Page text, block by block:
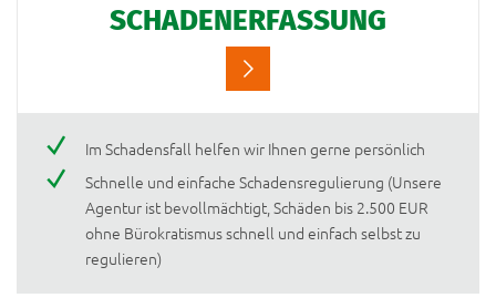
SCHADENERFASSUNG
Im Schadensfall helfen wir Ihnen gerne persönlich
Schnelle und einfache Schadensregulierung (Unsere
Agentur ist bevollmächtigt, Schäden bis 2.500 EUR
ohne Bürokratismus schnell und einfach selbst zu
regulieren)